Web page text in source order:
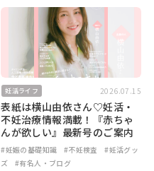
妊活ライフ 2026.07.15
表紙は横山由依さん♡妊活・
不妊治療情報満載！『赤ちゃ
んが欲しい』最新号のご案内
#妊娠の基礎知識 #不妊検査
#妊活グッ
ズ
#有名人・ブログ